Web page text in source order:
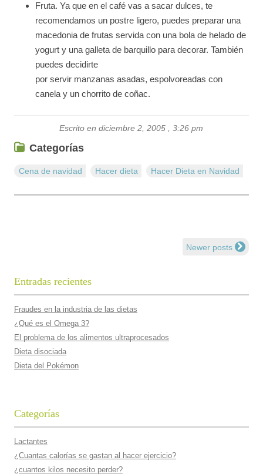
Fruta. Ya que en el café vas a sacar dulces, te
recomendamos un postre ligero, puedes preparar una
macedonia de frutas servida con una bola de helado de
yogurt y una galleta de barquillo para decorar. También
puedes decidirte
por servir manzanas asadas, espolvoreadas con
canela y un chorrito de coñac.
Escrito en diciembre 2, 2005 , 3:26 pm
Categorías
Cena de navidad Hacer dieta Hacer Dieta en Navidad
Newer posts
Entradas recientes
Fraudes en la industria de las dietas
¿Qué es el Omega 3?
El problema de los alimentos ultraprocesados
Dieta disociada
Dieta del Pokémon
Categorías
Lactantes
¿Cuantas calorí­as se gastan al hacer ejercicio?
¿cuantos kilos necesito perder?